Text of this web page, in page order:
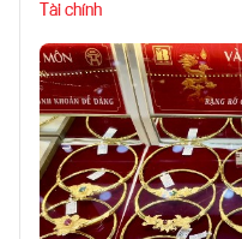
Tài chính